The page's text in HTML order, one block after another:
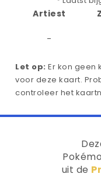
Artiest
-
Let op: Er kon geen
voor deze kaart.
controleer het
uit de